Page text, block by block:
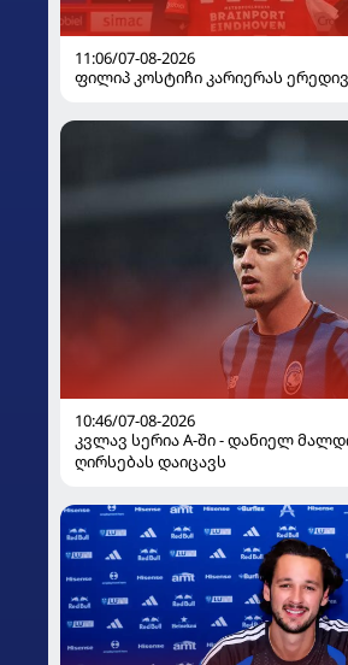
11:06/07-08-2026
ფილიპ კოსტიჩი კარიერას
10:46/07-08-2026
კვლავ სერია A-ში - დანიელ
ღირსებას დაიცავს